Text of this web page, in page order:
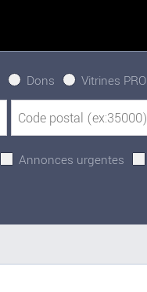
Dons Vitrines PRO
Annonces urgentes